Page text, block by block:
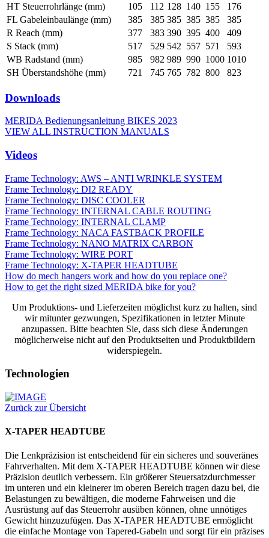
HT Steuerrohrlänge (mm)
105 112 128 140 155
176
FL Gabeleinbaulänge (mm)
385 385 385 385 385
385
R Reach (mm)
377 383 390 395 400
409
S Stack (mm)
517 529 542 557 571
593
WB Radstand (mm)
985 982 989 990 1000 1010
SH Überstandshöhe (mm)
721 745 765 782 800 823
Downloads
MERIDA Bedienungsanleitung BIKES 2023
VIEW ALL INSTRUCTION MANUALS
Videos
Frame Technology: AWS – ANTI WRINKLE SYSTEM
Frame Technology: DI2 READY
Frame Technology: DISC COOLER
Frame Technology: INTERNAL CABLE ROUTING
Frame Technology: INTERNAL CLAMP
Frame Technology: NACA FASTBACK PROFILE
Frame Technology: NANO MATRIX CARBON
Frame Technology: WIRE PORT
Frame Technology: X-TAPER HEADTUBE
How do mech hangers work and how do you replace one?
How to get the right sized MERIDA bike for you?
Um Produktions- und Lieferzeiten möglichst kurz zu halten, sind
wir mitunter gezwungen, Spezifikationen in letzter Minute
anzupassen. Bitte beachten Sie, dass sich diese Änderungen
möglicherweise nicht auf den Produktseiten und Produktbildern
widerspiegeln.
Technologien
Zurück zur Übersicht
X-TAPER HEADTUBE
Die Lenkpräzision ist entscheidend für ein sicheres und souveränes
Fahrverhalten. Mit dem X-TAPER HEADTUBE können wir diese
Präzision deutlich verbessern. Ein größerer Steuersatzdurchmesser
im unteren und ein kleinerer im oberen Bereich tragen dazu bei, die
Belastungen zu bewältigen, die moderne Fahrweisen und die
Ausrüstung auf das Steuerrohr ausüben können, ohne unnötiges
Gewicht hinzuzufügen. Das X-TAPER HEADTUBE ermöglicht
die einfache Montage von Tapered-Gabeln und sorgt für ein präzises